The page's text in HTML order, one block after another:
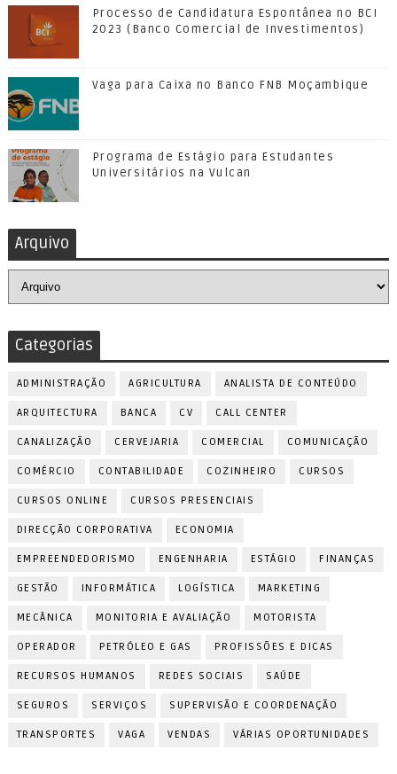
Processo de Candidatura Espontânea no BCI
2023 (Banco Comercial de Investimentos)
Vaga para Caixa no Banco FNB Moçambique
Programa de Estágio para Estudantes
Universitários na Vulcan
Arquivo
Categorias
ADMINISTRAÇÃO AGRICULTURA ANALISTA DE CONTEÚDO
ARQUITECTURA BANCA CV CALL CENTER
CANALIZAÇÃO CERVEJARIA COMERCIAL COMUNICAÇÃO
COMÉRCIO CONTABILIDADE COZINHEIRO CURSOS
CURSOS ONLINE CURSOS PRESENCIAIS
DIRECÇÃO CORPORATIVA ECONOMIA
EMPREENDEDORISMO ENGENHARIA ESTÁGIO FINANÇAS
GESTÃO INFORMÁTICA LOGÍSTICA MARKETING
MECÂNICA MONITORIA E AVALIAÇÃO MOTORISTA
OPERADOR PETRÓLEO E GAS PROFISSÕES E DICAS
RECURSOS HUMANOS REDES SOCIAIS SAÚDE
SEGUROS SERVIÇOS SUPERVISÃO E COORDENAÇÃO
TRANSPORTES VAGA VENDAS VÁRIAS OPORTUNIDADES